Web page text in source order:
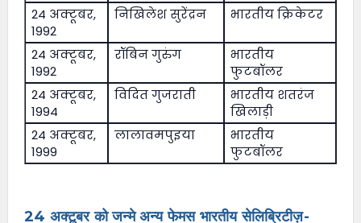
24 अक्टूबर,
1992
निखिलेश सुरेंद्रन भारतीय क्रिकेटर
24 अक्टूबर,
1992
रॉबिन गुरुंग
भारतीय
फुटबॉलर
24 अक्टूबर,
1994
विदित गुजराती
भारतीय शतरंज
खिलाड़ी
24 अक्टूबर,
1999
लालावमपुइया
भारतीय
फुटबॉलर
24 अक्टूबर को जन्मे अन्य फेमस भारतीय सेलिब्रिटीज़-